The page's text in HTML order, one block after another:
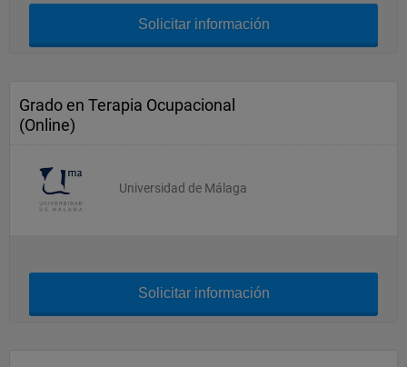
Solicitar información
Grado en Terapia Ocupacional
(Online)
Universidad de Málaga
Solicitar información